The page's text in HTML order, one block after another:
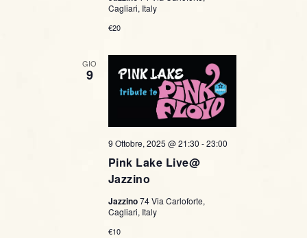
Cagliari, Italy
€20
GIO
9
Pink Lake Live@
Jazzino
9 Ottobre, 2025 @ 21:30 -23:00
Jazzino74 Via Carloforte,
Cagliari, Italy
€10